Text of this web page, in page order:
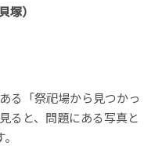
塚）
る「祭祀場から見つかっ
ると、問題にある写真と